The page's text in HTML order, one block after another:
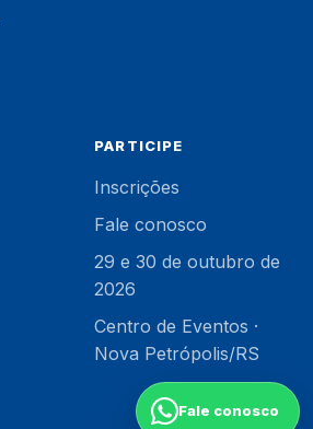
PARTICIPE
Inscrições
Fale conosco
29 e 30 de outubro de
2026
Centro de Eventos ·
Nova Petrópolis/RS
Fale conosco